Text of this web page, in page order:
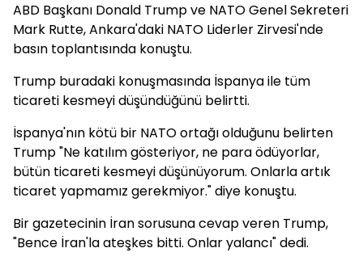
ABD Başkanı Donald Trump ve NATO Genel Sekreteri
Mark Rutte, Ankara'daki NATO Liderler Zirvesi'nde
basın toplantısında konuştu.
Trump buradaki konuşmasında İspanya ile tüm
ticareti kesmeyi düşündüğünü belirtti.
İspanya'nın kötü bir NATO ortağı olduğunu belirten
Trump "Ne katılım gösteriyor, ne para ödüyorlar,
bütün ticareti kesmeyi düşünüyorum. Onlarla artık
ticaret yapmamız gerekmiyor." diye konuştu.
Bir gazetecinin İran sorusuna cevap veren Trump,
"Bence İran'la ateşkes bitti. Onlar yalancı" dedi.